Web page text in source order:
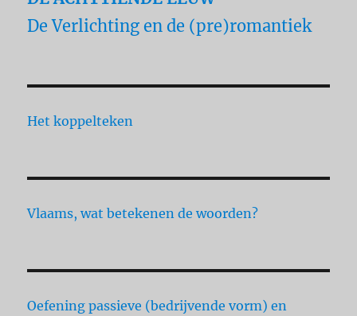
De Verlichting en de (pre)romantiek
Het koppelteken
Vlaams, wat betekenen de woorden?
Oefening passieve (bedrijvende vorm) en